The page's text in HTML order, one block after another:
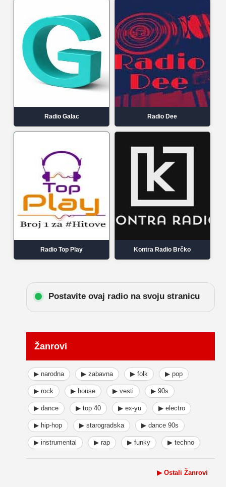
Radio Galac Radio Dee
Radio Top Play Kontra Radio Brčko
Postavite ovaj radio na svoju stranicu
Žanrovi
▶ narodna ▶ zabavna ▶ folk ▶ pop
▶ rock ▶ house ▶ vesti ▶ 90s
▶ dance ▶ top 40 ▶ ex-yu ▶ electro
▶ hip-hop ▶ starogradska ▶ dance 90s
▶ instrumental ▶ rap ▶ funky ▶ techno
▶ Ostali Žanrovi